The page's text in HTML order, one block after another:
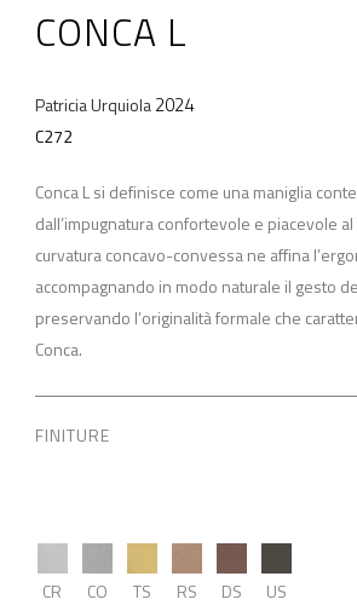
CONCA L
Patricia Urquiola2024
C272
Conca L si definisce come una maniglia
dall’impugnatura confortevole e piacevole
curvatura concavo-convessa ne affina
accompagnando in modo naturale il gesto
preservando l’originalità formale che
Conca.
FINITURE
CR CO TS RS DS US